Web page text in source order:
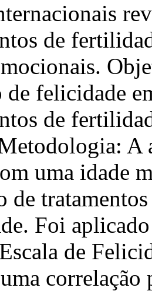
de
de felicidade
de
A
uma idade
de
Foi
de